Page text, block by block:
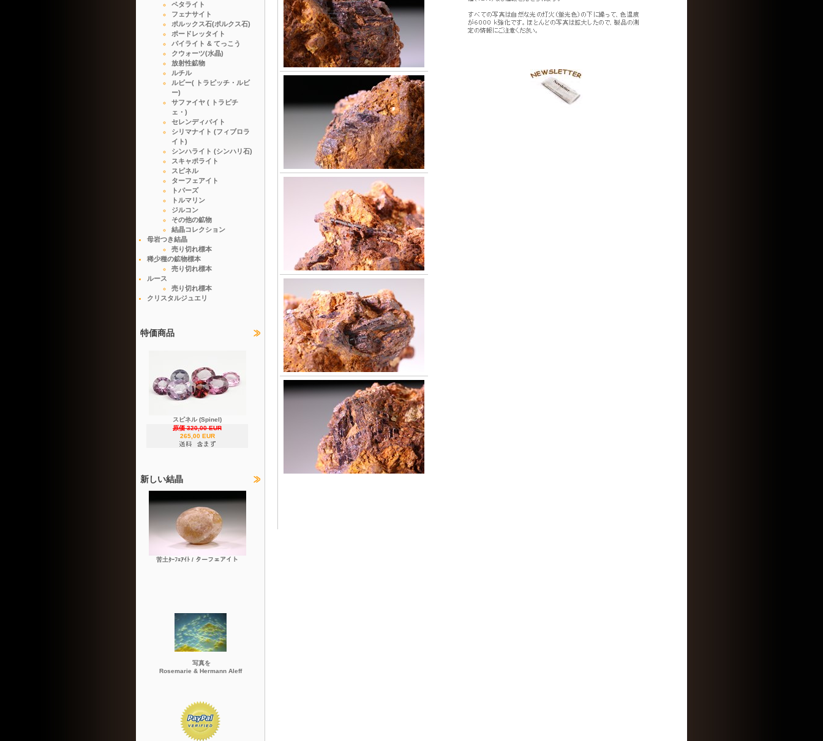
ペタライト
フェナサイト
ポルックス石(ポルクス石)
ポードレッタイト
パイライト & てっこう
クウォーツ(水晶)
放射性鉱物
ルチル
ルビー( トラピッチ・ルビ
ー)
サファイヤ ( トラピチ
ェ・)
セレンディバイト
シリマナイト (フィブロラ
イト)
シンハライト (シンハリ石)
スキャポライト
スピネル
ターフェアイト
トパーズ
トルマリン
ジルコン
その他の鉱物
結晶コレクション
母岩つき結晶
売り切れ標本
稀少種の鉱物標本
売り切れ標本
ルース
売り切れ標本
クリスタルジュエリ
特価商品
スピネル (Spinel)
原価 320,00 EUR
265,00 EUR
新しい結晶
苦土ﾀｰﾌｪｱｲﾄ / ターフェアイト
写真を
Rosemarie & Hermann Aleff